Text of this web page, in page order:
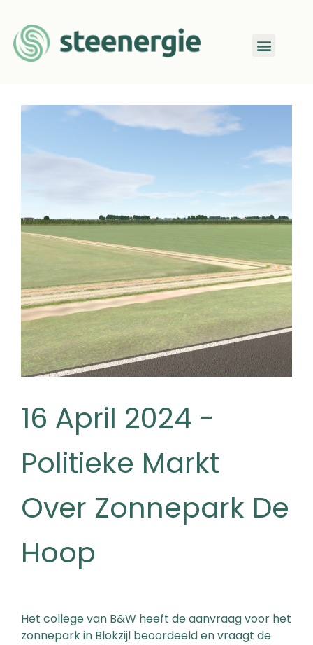
16 April 2024 -
Politieke Markt
Over Zonnepark De
Hoop
Het college van B&W heeft de aanvraag voor het
zonnepark in Blokzijl beoordeeld en vraagt de